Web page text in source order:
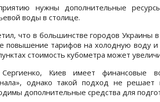
нужны дополнительные
воды в столице.
что в большинстве городов Украины
повышение тарифов на холодную воду
стоимость кубометра может
Киев имеет финансовые
однако такой подход не решает
дополнительные средства для